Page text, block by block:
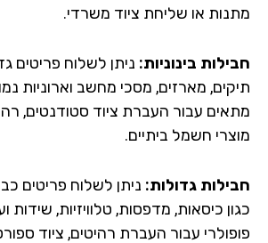
או שליחת ציוד משרדי.
בינוניות:ניתן לשלוח פריטים גדולים
מארזים, מסכי מחשב וארוניות
עבור העברת ציוד סטודנטים, רהיטים
חשמל ביתיים.
גדולות:ניתן לשלוח פריטים כבדים
כיסאות, מדפסות, טלוויזיות, שידות ועוד.
עבור העברת רהיטים, ציוד ספורט או